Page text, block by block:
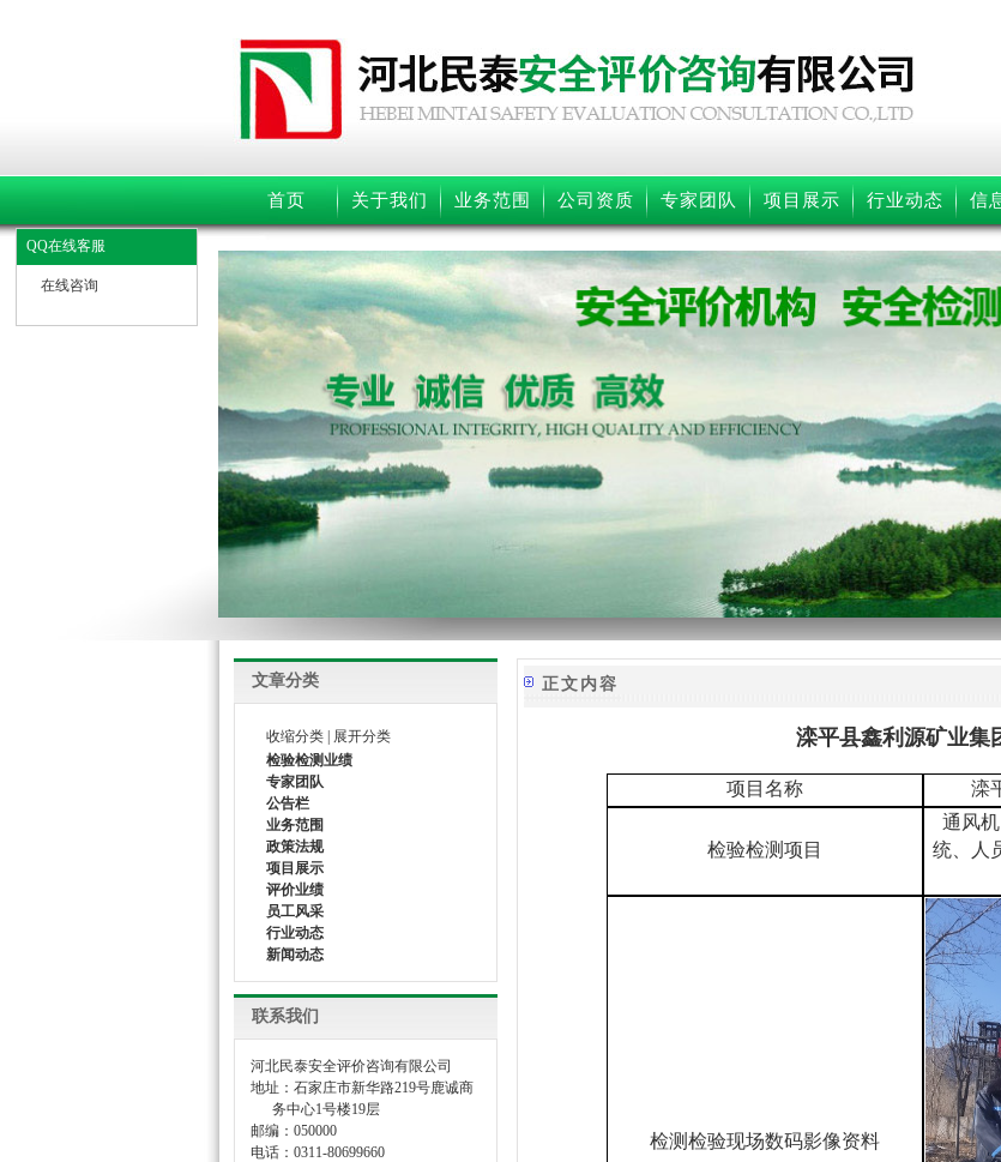
首页 关于我们 业务范围 公司资质 专家团队 项目展示 行业动态 信
1 2
文章分类
收缩分类
展开分类
检验检测业绩
专家团队
公告栏
业务范围
政策法规
项目展示
评价业绩
员工风采
行业动态
新闻动态
联系我们
河北民泰安全评价咨询有限公司
地址：石家庄市新华路219号鹿诚商
务中心1号楼19层
邮编：050000
电话：0311-80699660
正文内容
滦平县鑫利源矿业集
项目名称 滦
检验检测项目
通风
统、人
检测检验现场数码影像资料
QQ在线客服
在线咨询